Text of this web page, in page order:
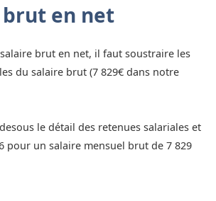
en net
brut en net, il faut soustraire les
du salaire brut (7 829€ dans notre
le détail des retenues salariales et
pour un salaire mensuel brut de 7 829